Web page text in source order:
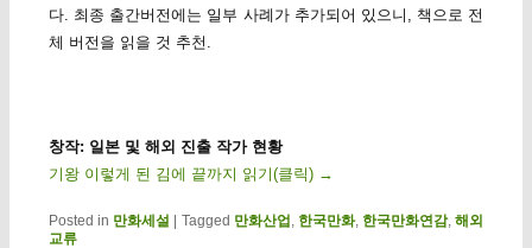
다. 최종 출간버전에는 일부 사례가 추가되어 있으니, 책으로 전
체 버전을 읽을 것 추천.
창작: 일본 및 해외 진출 작가 현황
기왕 이렇게 된 김에 끝까지 읽기(클릭) →
Posted in 만화세설 Tagged 만화산업 , 한국만화, 한국만화연감,해외
교류